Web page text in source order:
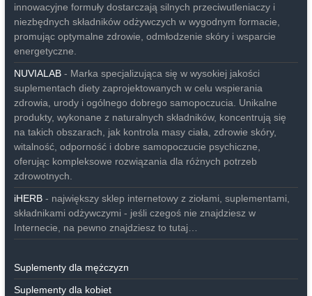
innowacyjne formuły dostarczają silnych przeciwutleniaczy i
niezbędnych składników odżywczych w wygodnym formacie,
promując optymalne zdrowie, odmłodzenie skóry i wsparcie
energetyczne.
NUVIALAB- Marka specjalizująca się w wysokiej jakości
suplementach diety zaprojektowanych w celu wspierania
zdrowia, urody i ogólnego dobrego samopoczucia. Unikalne
produkty, wykonane z naturalnych składników, koncentrują się
na takich obszarach, jak kontrola masy ciała, zdrowie skóry,
witalność, odporność i dobre samopoczucie psychiczne,
oferując kompleksowe rozwiązania dla różnych potrzeb
zdrowotnych.
iHERB- największy sklep internetowy z ziołami, suplementami,
składnikami odżywczymi - jeśli czegoś nie znajdziesz w
Internecie, na pewno znajdziesz to tutaj…
Suplementy dla mężczyzn
Suplementy dla kobiet